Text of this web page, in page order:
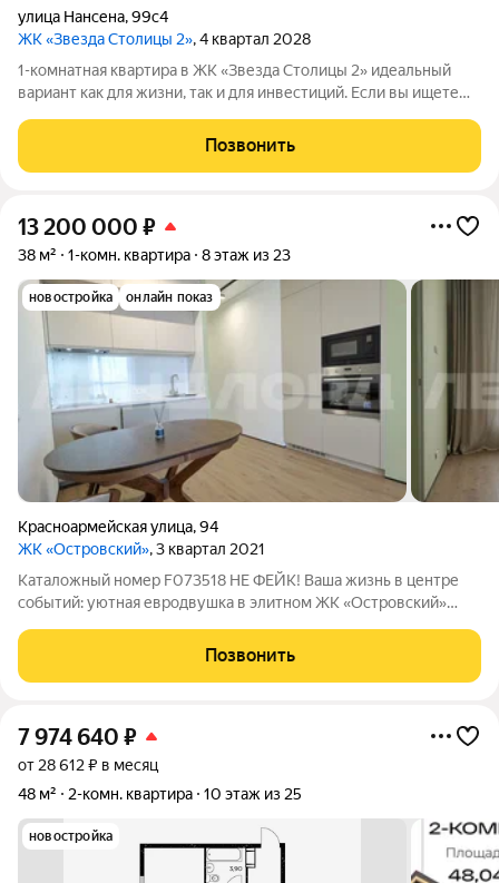
улица Нансена,99с4
ЖК «Звезда Столицы 2», 4 квартал 2028
1-комнатная квартира в ЖК «Звезда Столицы 2» идеальный
вариант как для жизни, так и для инвестиций. Если вы ищете
Акции и условия покупки!
Позвонить
13 200 000 ₽
38 м² 1-комн. квартира 8 этаж из 23
новостройка онлайн показ
Красноармейская улица,94
ЖК «Островский», 3 квартал 2021
Каталожный номер F073518 НЕ ФЕЙК! Ваша жизнь в центре
событий: уютная евродвушка в элитном ЖК «Островский»
сердце Ростова-на-Дону
Позвонить
7 974 640 ₽
от 28 612 ₽ в месяц
48 м²
2-комн. квартира 10 этаж из 25
новостройка